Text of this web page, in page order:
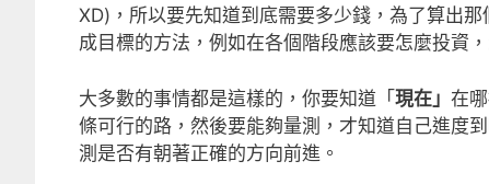
XD)，所以要先知道到底需要多少錢，為了算出那
成目標的方法，例如在各個階段應該要怎麼投資
大多數的事情都是這樣的，你要知道「現在」 在
條可行的路，然後要能夠量測，才知道自己進度
測是否有朝著正確的方向前進。